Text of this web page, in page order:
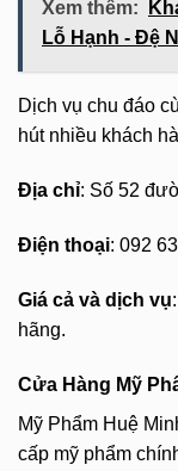
Xem thêm:
Lỗ Hạnh - Đệ
Dịch vụ chu đáo
hút nhiều khách
Địa chỉ: Số 52
Điện thoại: 092
Giá cả và dịch vụ
hãng.
Cửa Hàng Mỹ
Mỹ Phẩm Huệ
cấp mỹ phẩm